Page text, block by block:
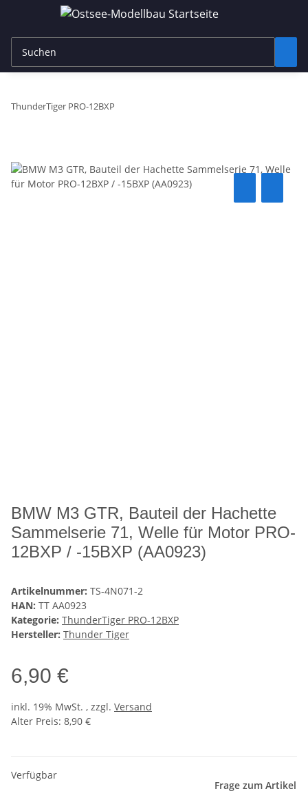
ThunderTiger PRO-12BXP
BMW M3 GTR, Bauteil der Hachette
Sammelserie 71, Welle für Motor PRO-
12BXP / -15BXP (AA0923)
Artikelnummer: TS-4N071-2
HAN: TT AA0923
Kategorie: ThunderTiger PRO-12BXP
Hersteller: Thunder Tiger
6,90 €
inkl. 19% MwSt. , zzgl. Versand
Alter Preis: 8,90 €
Verfügbar
Frage zum Artikel